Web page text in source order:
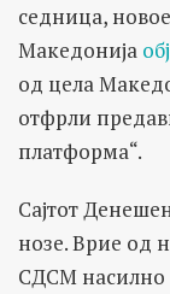
седница,
Македонија
од цела
отфрли
платформа“.
Сајтот
нозе. Врие од
СДСМ насилно